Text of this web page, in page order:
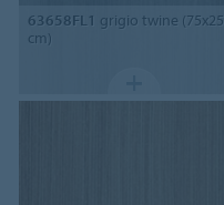
63658FL1 grigio twine (75x25
cm)